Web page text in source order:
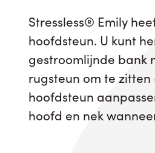
Stressless® Emily
hoofdsteun. U kunt
gestroomlijnde bank
rugsteun om te
hoofdsteun
hoofd en nek